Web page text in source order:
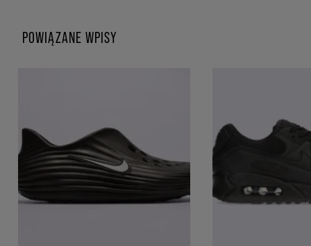
POWIĄZANE WPISY